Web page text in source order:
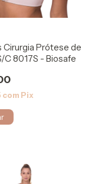
Cirurgia Prótese de
C 8017S - Biosafe
com Pix